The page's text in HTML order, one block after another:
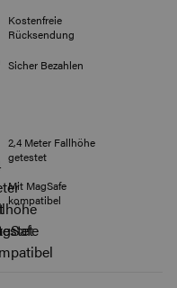
Kostenfreie
Rücksendung
Sicher Bezahlen
2,4 Meter Fallhöhe
getestet
Mit MagSafe
kompatibel